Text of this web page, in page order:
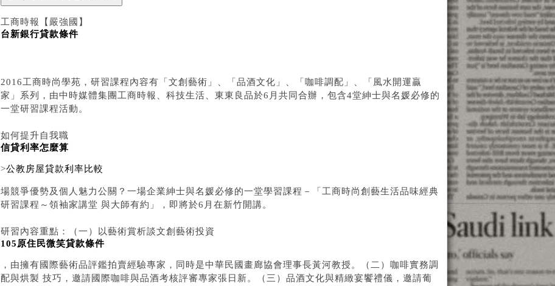
工商時報【嚴強國】
台新銀行貸款條件
2016工商時尚學苑，研習課程內容有「文創藝術」、「品酒文化」、「咖啡調配」、「風水開運贏
家」系列，由中時媒體集團工商時報、科技生活、東東良品於6月共同合辦，包含4堂紳士與名媛必修的
一堂研習課程活動。
如何提升自我職
信貸利率怎麼算
>公教房屋貸款利率比較
場競爭優勢及個人魅力公關？一場企業紳士與名媛必修的一堂學習課程－「工商時尚創藝生活品味經典
研習課程～領袖家講堂 與大師有約」，即將於6月在新竹開講。
研習內容重點：（一）以藝術賞析談文創藝術投資
105原住民微笑貸款條件
，由擁有國際藝術品評鑑拍賣經驗專家，同時是中華民國畫廊協會理事長黃河教授。（二）咖啡實務調
配與烘製 技巧，邀請國際咖啡與品酒考核評審專家張日新。（三）品酒文化與精緻宴饗禮儀，邀請葡